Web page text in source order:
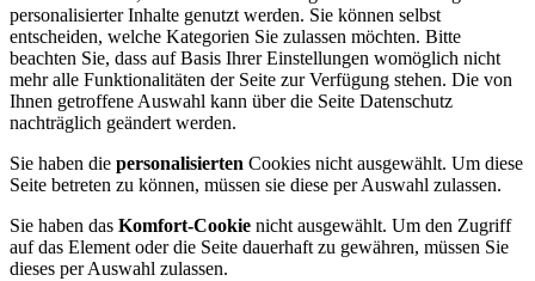
personalisierter Inhalte genutzt werden. Sie können selbst
entscheiden, welche Kategorien Sie zulassen möchten. Bitte
beachten Sie, dass auf Basis Ihrer Einstellungen womöglich nicht
mehr alle Funktionalitäten der Seite zur Verfügung stehen. Die von
Ihnen getroffene Auswahl kann über die Seite Datenschutz
nachträglich geändert werden.
Sie haben die personalisierten Cookies nicht ausgewählt. Um diese
Seite betreten zu können, müssen sie diese per Auswahl zulassen.
Sie haben das Komfort-Cookie nicht ausgewählt. Um den Zugriff
auf das Element oder die Seite dauerhaft zu gewähren, müssen Sie
dieses per Auswahl zulassen.